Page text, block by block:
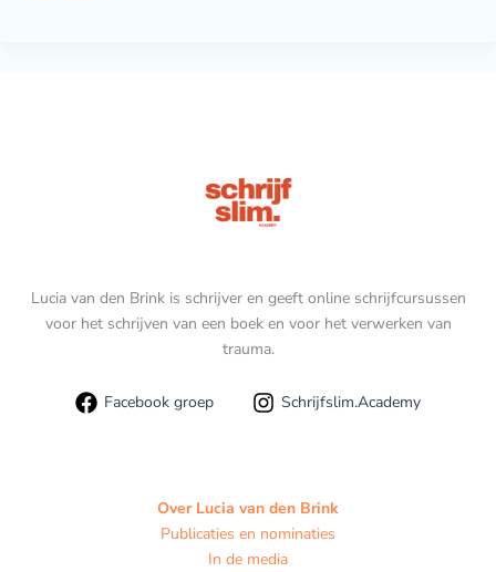
Lucia van den Brink is schrijver en geeft online schrijfcursussen
voor het schrijven van een boek en voor het verwerken van
trauma.
Facebook groep Schrijfslim.Academy
Over Lucia van den Brink
Publicaties en nominaties
In de media